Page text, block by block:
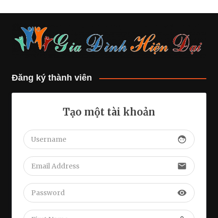
Đăng ký thành viên
Tạo một tài khoản
face
email
visibility